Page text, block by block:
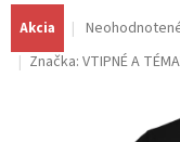
Akcia
Priemerné
produktu
Značka: VTIPNÉ A